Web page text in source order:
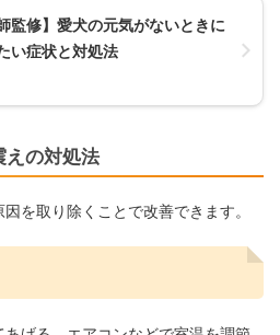
監修】愛犬の元気がないときに
い症状と対処法
えの対処法
を取り除くことで改善できます。